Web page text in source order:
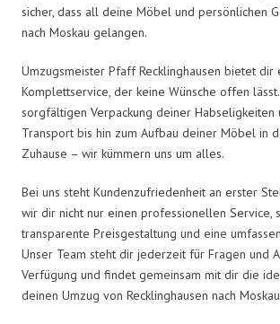
sicher, dass all deine Möbel und persönlichen
nach Moskau gelangen.
Umzugsmeister Pfaff Recklinghausen bietet dir
Komplettservice, der keine Wünsche offen
sorgfältigen Verpackung deiner Habseligkeiten
Transport bis hin zum Aufbau deiner Möbel in
Zuhause – wir kümmern uns um alles.
Bei uns steht Kundenzufriedenheit an erster
wir dir nicht nur einen professionellen Service,
transparente Preisgestaltung und eine
Unser Team steht dir jederzeit für Fragen und
Verfügung und findet gemeinsam mit dir die
deinen Umzug von Recklinghausen nach